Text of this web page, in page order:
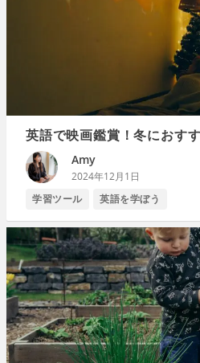
英語で映画鑑賞！冬におす
Amy
2024年12月1日
学習ツール
英語を学ぼう